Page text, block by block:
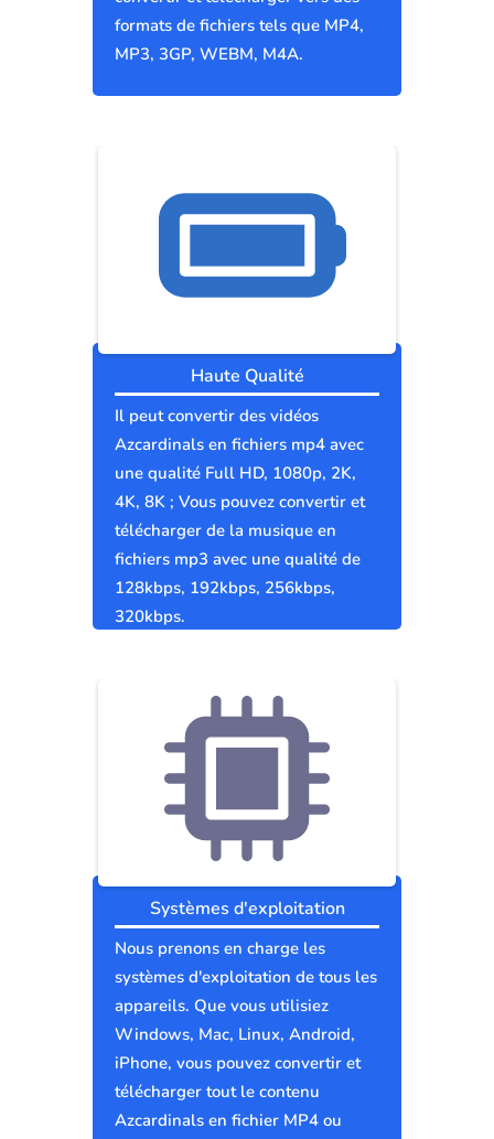
formats de fichiers tels que MP4,
MP3, 3GP, WEBM, M4A.
Haute Qualité
Il peut convertir des vidéos
Azcardinals en fichiers mp4 avec
une qualité Full HD, 1080p, 2K,
4K, 8K ; Vous pouvez convertir et
télécharger de la musique en
fichiers mp3 avec une qualité de
128kbps, 192kbps, 256kbps,
320kbps.
Systèmes d'exploitation
Nous prenons en charge les
systèmes d'exploitation de tous les
appareils. Que vous utilisiez
Windows, Mac, Linux, Android,
iPhone, vous pouvez convertir et
télécharger tout le contenu
Azcardinals en fichier MP4 ou